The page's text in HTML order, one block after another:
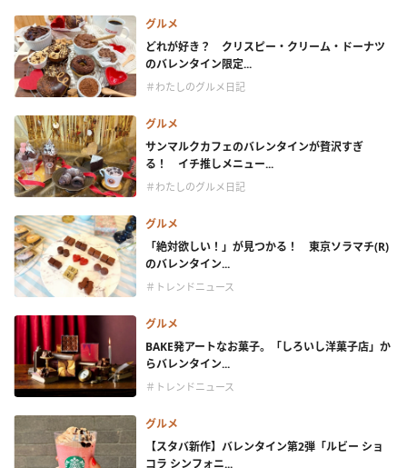
グルメ
どれが好き？ クリスピー・クリーム・ドーナツ
のバレンタイン限定...
＃わたしのグルメ日記
グルメ
サンマルクカフェのバレンタインが贅沢すぎ
る！ イチ推しメニュー...
＃わたしのグルメ日記
グルメ
「絶対欲しい！」が見つかる！ 東京ソラマチ(R)
のバレンタイン...
＃トレンドニュース
グルメ
BAKE発アートなお菓子。「しろいし洋菓子店」か
らバレンタイン...
＃トレンドニュース
グルメ
【スタバ新作】バレンタイン第2弾「ルビー ショ
コラ シンフォニ...